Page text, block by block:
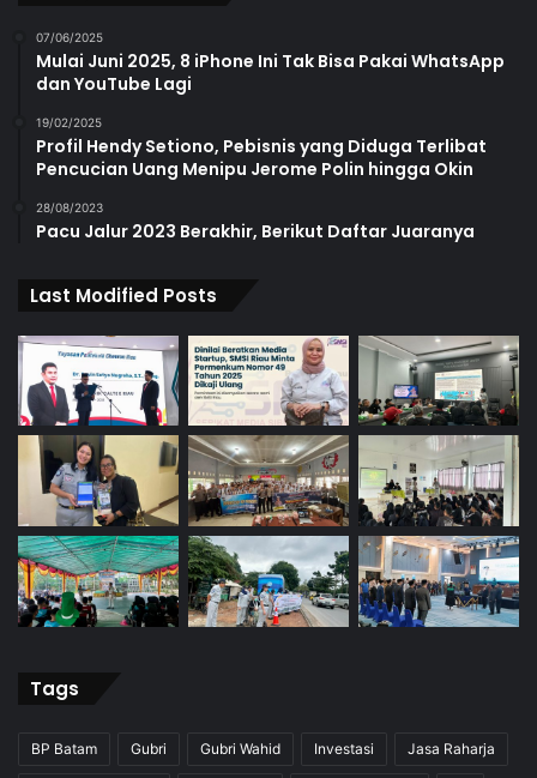
07/06/2025
Mulai Juni 2025, 8 iPhone Ini Tak Bisa Pakai WhatsApp
dan YouTube Lagi
19/02/2025
Profil Hendy Setiono, Pebisnis yang Diduga Terlibat
Pencucian Uang Menipu Jerome Polin hingga Okin
28/08/2023
Pacu Jalur 2023 Berakhir, Berikut Daftar Juaranya
Last Modified Posts
Tags
BP Batam Gubri Gubri Wahid Investasi Jasa Raharja